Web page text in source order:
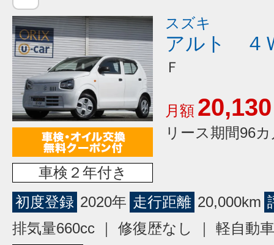
車検２年付き
スズキ
アルト ４
Ｆ
月額 20,130
リース期間96
初度登録 2020年 走行距離 20,000km
排気量660cc ｜ 修復歴なし ｜ 軽自動車